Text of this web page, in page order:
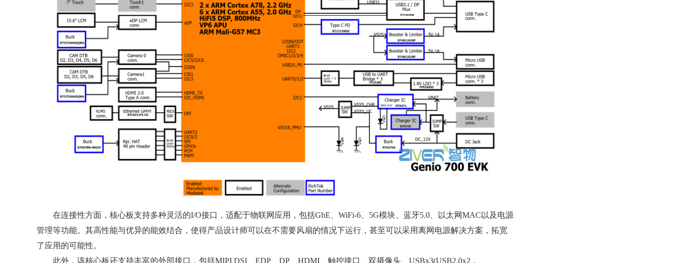
在连接性方面，核心板支持多种灵活的I/O接口，适配于物联网应用，包括GbE、WiFi-6、5G模块、蓝牙5.0、以太网MAC以及电源
管理等功能。其高性能与优异的能效结合，使得产品设计师可以在不需要风扇的情况下运行，甚至可以采用离网电源解决方案，拓宽
了应用的可能性。
此外，该核心板还支持丰富的外部接口，包括MIPI DSI、EDP、DP、HDMI、触控接口、双摄像头、USBx3(USB2.0x2，